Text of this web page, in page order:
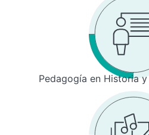
Pedagogía en Historia